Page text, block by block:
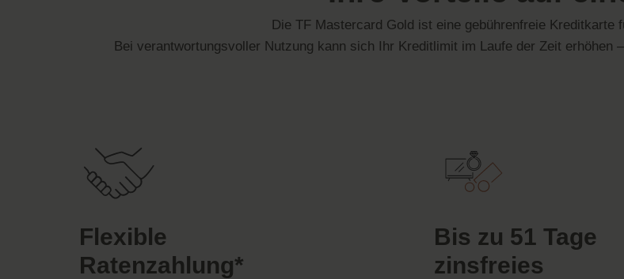
Die TF Mastercard Gold ist eine gebührenfreie Kreditkarte
Bei verantwortungsvoller Nutzung kann sich Ihr Kreditlimit im Laufe der Zeit erhöhen
Flexible
Ratenzahlung*
Bis zu 51 Tage
zinsfreies